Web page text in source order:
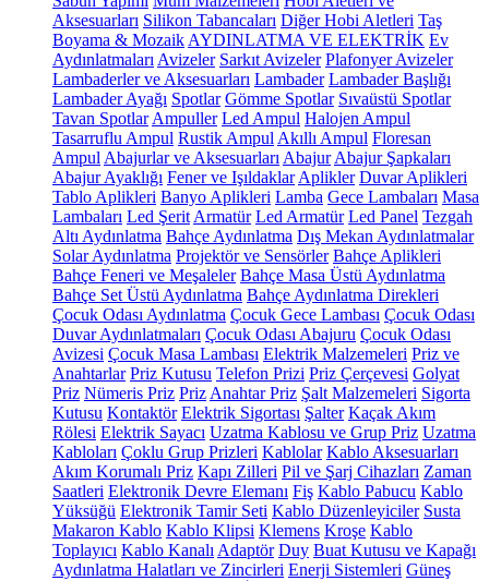
Aksesuarları Silikon Tabancaları Diğer Hobi Aletleri Taş
Boyama & Mozaik AYDINLATMA VE ELEKTRİK Ev
Aydınlatmaları Avizeler Sarkıt Avizeler Plafonyer Avizeler
Lambaderler ve Aksesuarları Lambader Lambader Başlığı
Lambader Ayağı Spotlar Gömme Spotlar Sıvaüstü Spotlar
Tavan Spotlar Ampuller Led Ampul Halojen Ampul
Tasarruflu Ampul Rustik Ampul Akıllı Ampul Floresan
Ampul Abajurlar ve Aksesuarları Abajur Abajur Şapkaları
Abajur Ayaklığı Fener ve Işıldaklar Aplikler Duvar Aplikleri
Tablo Aplikleri Banyo Aplikleri Lamba Gece Lambaları Masa
Lambaları Led Şerit Armatür Led Armatür Led Panel Tezgah
Altı Aydınlatma Bahçe Aydınlatma Dış Mekan Aydınlatmalar
Solar Aydınlatma Projektör ve Sensörler Bahçe Aplikleri
Bahçe Feneri ve Meşaleler Bahçe Masa Üstü Aydınlatma
Bahçe Set Üstü Aydınlatma Bahçe Aydınlatma Direkleri
Çocuk Odası Aydınlatma Çocuk Gece Lambası Çocuk Odası
Duvar Aydınlatmaları Çocuk Odası Abajuru Çocuk Odası
Avizesi Çocuk Masa Lambası Elektrik Malzemeleri Priz ve
Anahtarlar Priz Kutusu Telefon Prizi Priz Çerçevesi Golyat
Priz Nümeris Priz Priz Anahtar Priz Şalt Malzemeleri Sigorta
Kutusu Kontaktör Elektrik Sigortası Şalter Kaçak Akım
Rölesi Elektrik Sayacı Uzatma Kablosu ve Grup Priz Uzatma
Kabloları Çoklu Grup Prizleri Kablolar Kablo Aksesuarları
Akım Korumalı Priz Kapı Zilleri Pil ve Şarj Cihazları Zaman
Saatleri Elektronik Devre Elemanı Fiş Kablo Pabucu Kablo
Yüksüğü Elektronik Tamir Seti Kablo Düzenleyiciler Susta
Makaron Kablo Kablo Klipsi Klemens Kroşe Kablo
Toplayıcı Kablo Kanalı Adaptör Duy Buat Kutusu ve Kapağı
Aydınlatma Halatları ve Zincirleri Enerji Sistemleri Güneş